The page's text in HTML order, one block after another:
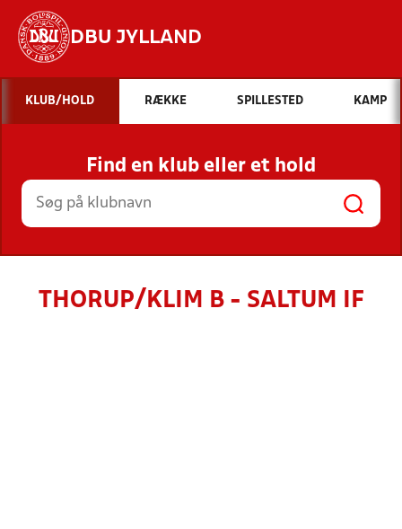
DBU JYLLAND
Hvad vil du søge efter?
INDHOLD OG NYHEDER
STILLINGER, RESULTATER, KLUBBER OG
HOLD
KLUB/HOLD RÆKKE SPILLESTED KAMP
Find en klub eller et hold
THORUP/KLIM B - SALTUM IF